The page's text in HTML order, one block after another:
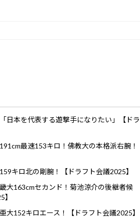
日本を代表する遊撃手になりたい」【ドラ
最速153キロ！佛教大の本格派右腕！
キロ北の剛腕！【ドラフト会議2025】
大163cmセカンド！菊池涼介の後継者候
大152キロエース！【ドラフト会議2025】